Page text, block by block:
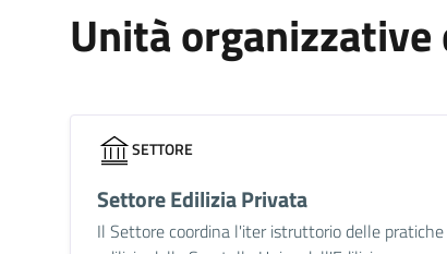
Unità
SETTORE
Settore Edilizia Privata
Il Settore coordina l'iter istruttorio delle pratiche